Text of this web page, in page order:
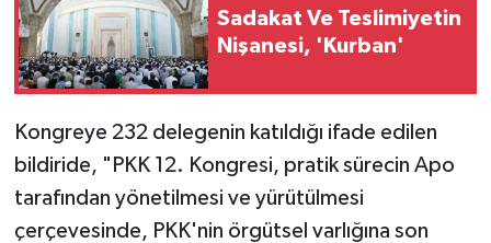
Sadakat Ve Teslimiyetin
Nişanesi, 'Kurban'
Kongreye 232 delegenin katıldığı ifade edilen
bildiride, "PKK 12. Kongresi, pratik sürecin Apo
tarafından yönetilmesi ve yürütülmesi
çerçevesinde, PKK'nin örgütsel varlığına son